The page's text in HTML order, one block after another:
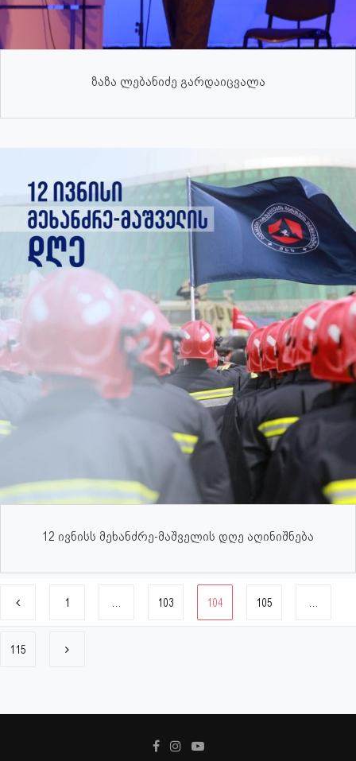
ზაზა ლებანიძე გარდაიცვალა
12 ივნისს მეხანძრე-მაშველის დღე აღინიშნება
1 103 104 105
115